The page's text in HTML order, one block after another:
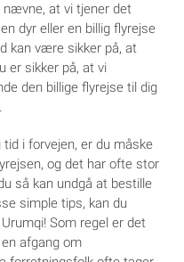
nævne, at vi tjener det
dyr eller en billig flyrejse
kan være sikker på, at
er sikker på, at vi
den billige flyrejse til dig
i forvejen, er du måske
og det har ofte stor
så kan undgå at bestille
simple tips, kan du
Som regel er det
afgang om